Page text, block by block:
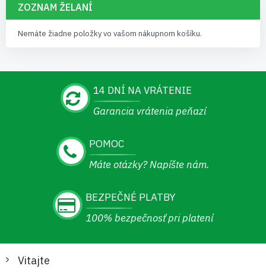
ZOZNAM ŽELANÍ
Nemáte žiadne položky vo vašom nákupnom košíku.
14 DNÍ NA VRÁTENIE
Garancia vrátenia peňazí
POMOC
Máte otázky? Napíšte nám.
BEZPEČNÉ PLATBY
100% bezpečnosť pri platení
Vitajte